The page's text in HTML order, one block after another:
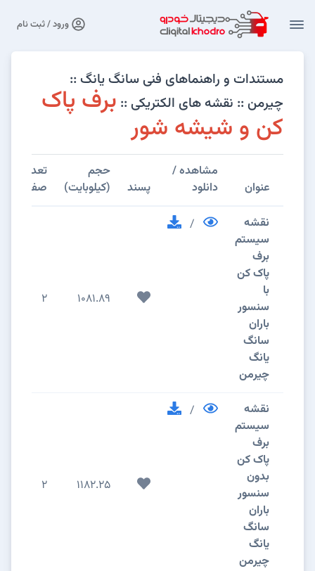
ورود / ثبت نام
مستندات و راهنماهای فنی سانگ یانگ ::
چیرمن :: نقشه های الکتریکی :: برف پاک
کن و شیشه شور
عنوان
مشاهده /
دانلود
پسند
حجم
(کیلوبایت)
تعداد
صفحات
نقشه
سیستم
برف
پاک کن
با
سنسور
باران
سانگ
یانگ
چیرمن
/
1081.89
2
نقشه
سیستم
برف
پاک کن
بدون
سنسور
باران
سانگ
یانگ
چیرمن
/
1182.25
2